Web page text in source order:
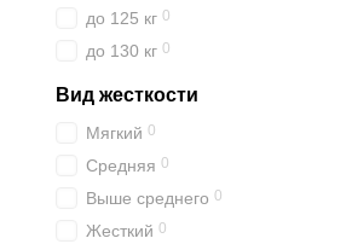
до 125 кг 0
до 130 кг 0
Вид жесткости
Мягкий 0
Средняя 0
Выше среднего 0
Жесткий 0